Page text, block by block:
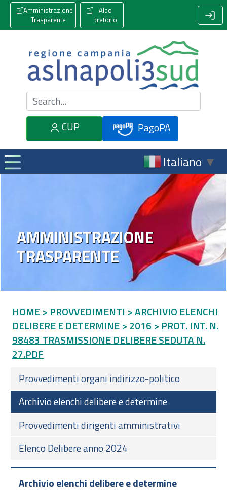
Amministrazione
Trasparente
Albo
pretorio
Cerca nel sito
CUP
PagoPA
Italiano ▼
AMMINISTRAZIONE
TRASPARENTE
HOME > PROVVEDIMENTI > ARCHIVIO ELENCHI
DELIBERE E DETERMINE > 2016 > PROT. INT. N.
98483 TRASMISSIONE DELIBERE SEDUTA N.
27.PDF
Provvedimenti organi indirizzo-politico
Archivio elenchi delibere e determine
Provvedimenti dirigenti amministrativi
Elenco Delibere anno 2024
Archivio elenchi delibere e determine